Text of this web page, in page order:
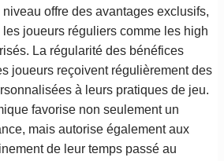
offre des avantages exclusifs,
joueurs réguliers comme les high
La régularité des bénéfices
joueurs reçoivent régulièrement des
à leurs pratiques de jeu.
favorise non seulement un
mais autorise également aux
de leur temps passé au